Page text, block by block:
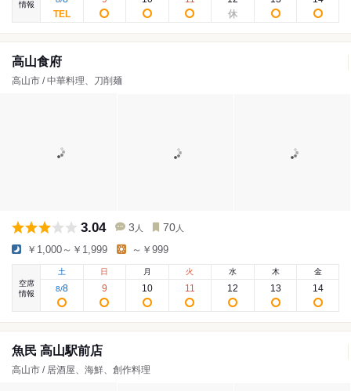
情報
高山食府
高山市 / 中華料理、刀削麺
3.04 3 人 70 人
￥1,000～￥1,999 ～￥999
空席
情報
土
8/8
日
9
月
10
火
11
水
12
木
13
金
14
魚民 高山駅前店
高山市 / 居酒屋、海鮮、創作料理